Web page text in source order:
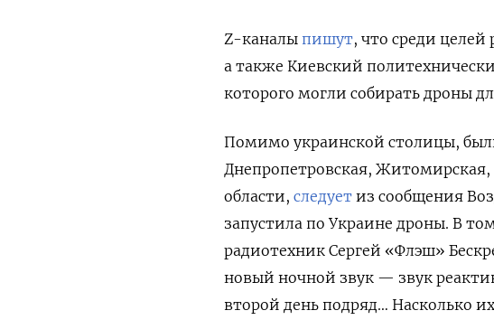
Z-каналы пишут, что среди
а также Киевский
которого могли собирать дроны
Помимо украинской столицы,
Днепропетровская, Житомирская,
области, следует из сообщения
запустила по Украине дроны. В
радиотехник Сергей «Флэш»
новый ночной звук — звук
второй день подряд… Насколько